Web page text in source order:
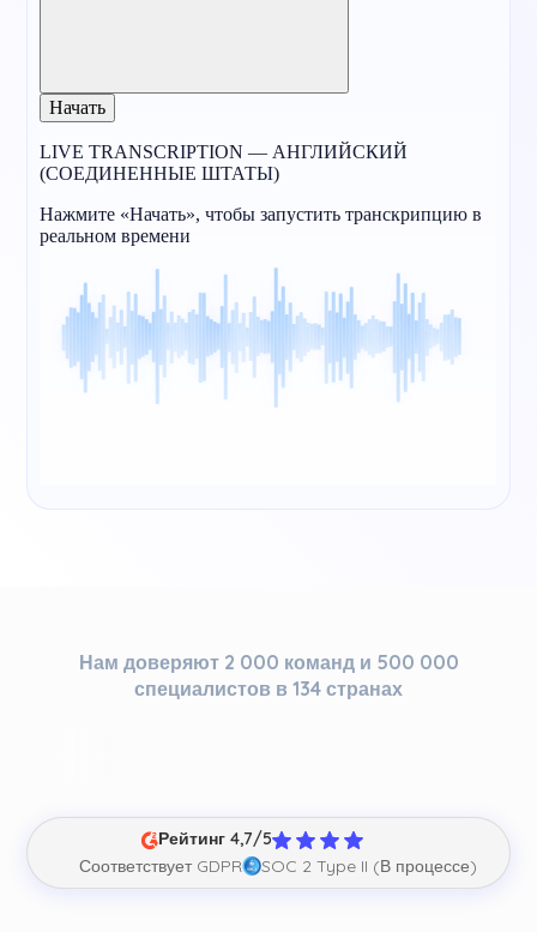
Нам доверяют 2 000 команд и 500 000
специалистов в 134 странах
Рейтинг 4,7/5
Соответствует GDPR
SOC 2 Type II (В процессе)